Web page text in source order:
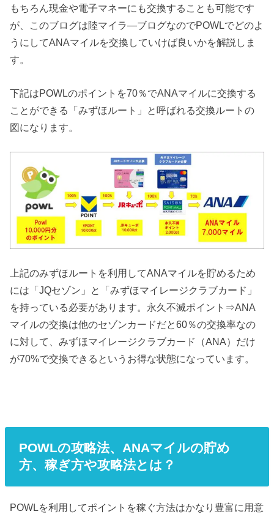
もちろん現金や電子マネーにも交換することも可能です
が、このブログは陸マイラ―ブログなのでPOWLでどのよ
うにしてANAマイルを交換していけば良いかを解説しま
す。
下記はPOWLのポイントを70％でANAマイルに交換する
ことができる「みずほルート」と呼ばれる交換ルートの
図になります。
上記のみずほルートを利用してANAマイルを貯めるため
には「JQセゾン」と「みずほマイレージクラブカード」
を持っている必要があります。永久不滅ポイント⇒ANA
マイルの交換は他のセゾンカードだと60％の交換率なの
に対して、みずほマイレージクラブカード（ANA）だけ
が70%で交換できるというお得な状態になっています。
POWLの攻略法、ANAマイルの貯め
方、稼ぎ方や攻略法とは？
POWLを利用してポイントを稼ぐ方法はかなり豊富に用意